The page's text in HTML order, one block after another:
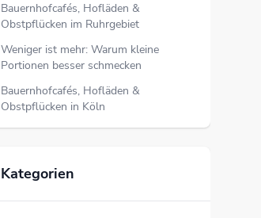
Bauernhofcafés, Hofläden &
Obstpflücken im Ruhrgebiet
Weniger ist mehr: Warum kleine
Portionen besser schmecken
Bauernhofcafés, Hofläden &
Obstpflücken in Köln
Kategorien